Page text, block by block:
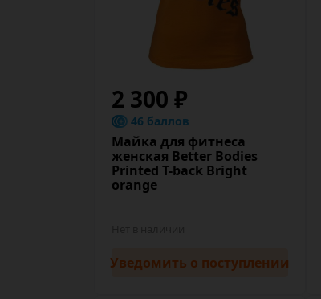
2 300 ₽
46 баллов
Майка для фитнеса
женская Better Bodies
Printed T-back Bright
orange
Уведомить о поступлении